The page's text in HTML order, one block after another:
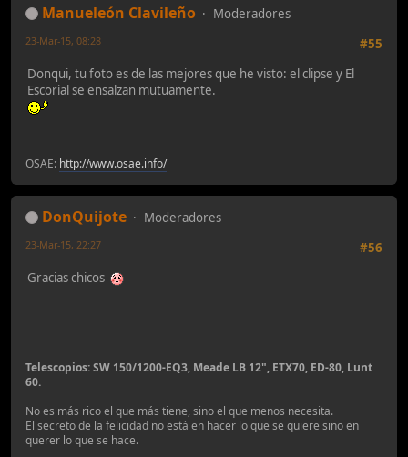
Manueleón Clavileño
Moderadores
#55
23-Mar-15, 08:28
Donqui, tu foto es de las mejores que he visto: el clipse y El
Escorial se ensalzan mutuamente.
OSAE: http://www.osae.info/
DonQuijote
Moderadores
#56
23-Mar-15, 22:27
Gracias chicos
Telescopios: SW 150/1200-EQ3, Meade LB 12", ETX70, ED-80, Lunt
60.
No es más rico el que más tiene, sino el que menos necesita.
El secreto de la felicidad no está en hacer lo que se quiere sino en
querer lo que se hace.